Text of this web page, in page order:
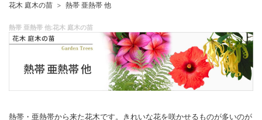
花木 庭木の苗 熱帯 亜熱帯 他
熱帯 亜熱帯 他:花木 庭木の苗
熱帯・亜熱帯から来た花木です。きれいな花を咲かせるものが多いのが